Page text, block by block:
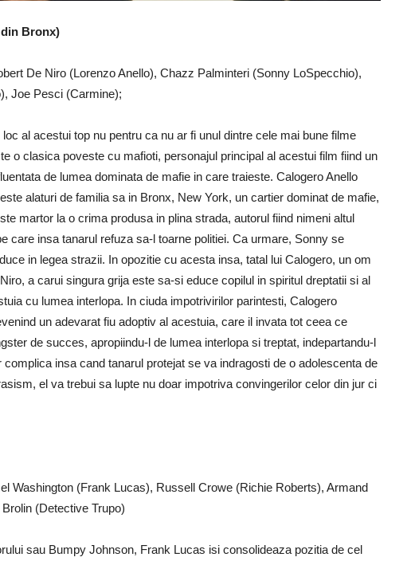
din Bronx)
De Niro (Lorenzo Anello), Chazz Palminteri (Sonny LoSpecchio),
Joe Pesci (Carmine);
al acestui top nu pentru ca nu ar fi unul dintre cele mai bune filme
o clasica poveste cu mafioti, personajul principal al acestui film fiind un
de lumea dominata de mafie in care traieste. Calogero Anello
alaturi de familia sa in Bronx, New York, un cartier dominat de mafie,
martor la o crima produsa in plina strada, autorul fiind nimeni altul
care insa tanarul refuza sa-l toarne politiei. Ca urmare, Sonny se
in legea strazii. In opozitie cu acesta insa, tatal lui Calogero, un om
a carui singura grija este sa-si educe copilul in spiritul dreptatii si al
cu lumea interlopa. In ciuda impotrivirilor parintesti, Calogero
un adevarat fiu adoptiv al acestuia, care il invata tot ceea ce
de succes, apropiindu-l de lumea interlopa si treptat, indepartandu-l
insa cand tanarul protejat se va indragosti de o adolescenta de
el va trebui sa lupte nu doar impotriva convingerilor celor din jur ci
Washington (Frank Lucas), Russell Crowe (Richie Roberts), Armand
(Detective Trupo)
sau Bumpy Johnson, Frank Lucas isi consolideaza pozitia de cel